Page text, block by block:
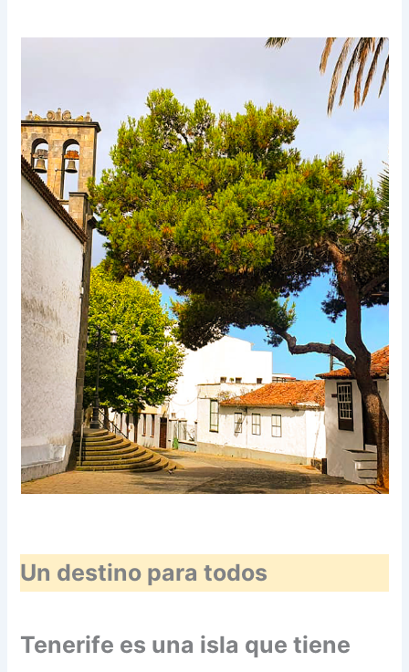
Un destino para todos
Tenerife es una isla que tiene